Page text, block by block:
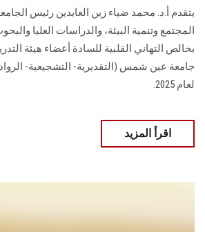
يتقدم أ.د. محمد ضياء زين العابدين رئيس
المجتمع وتنمية البيئة، والدراسات العليا
بخالص التهاني القلبية للسادة أعضاء هيئة
جامعة عين شمس (التقديرية- التشجيعية-
لعام 2025.
اقرأ المزيد